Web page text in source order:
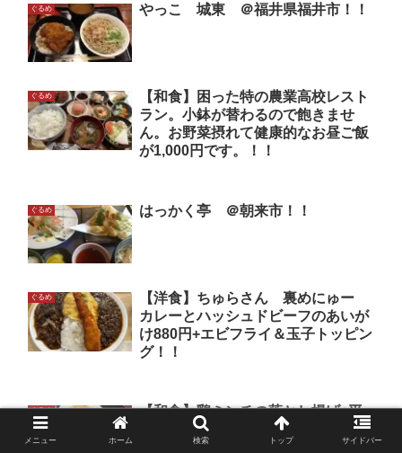
ぐるめ やっこ 城東 ＠福井県福井市！！
ぐるめ
【和食】困った特の農業高校レスト
ラン。小鉢が替わるので飽きませ
ん。お野菜摂れて健康的なお昼ご飯
が1,000円です。！！
ぐるめ はっかく亭 ＠朝来市！！
ぐるめ
【洋食】ちゅらさん 裏めにゅー
カレーとハッシュドビーフのあいが
け880円+エビフライ＆玉子トッピン
グ！！
ぐるめ
【和食】鶏ミンチの落とし揚げ+平
天と大根の煮物+オクラとなめ茸の
和え物 800円！！
メニュー ホーム 検索 トップ サイドバー